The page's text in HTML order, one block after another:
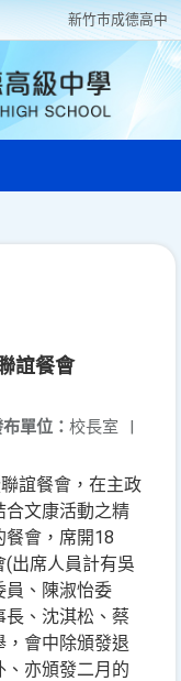
新竹巿成德高中
誼餐會
單位： 校長室 |
誼餐會，在主政
合文康活動之精
餐會，席開18
出席人員計有吳
員、陳淑怡委
長、沈淇松、蔡
，會中除頒發退
亦頒發二月的